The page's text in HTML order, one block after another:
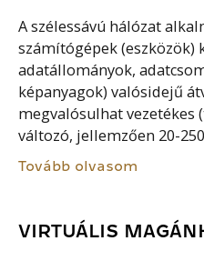
A szélessávú hálózat
számítógépek (eszközök)
adatállományok,
képanyagok) valósidejű
megvalósulhat
változó, jellemzően 20-
Tovább olvasom
VIRTUÁLIS